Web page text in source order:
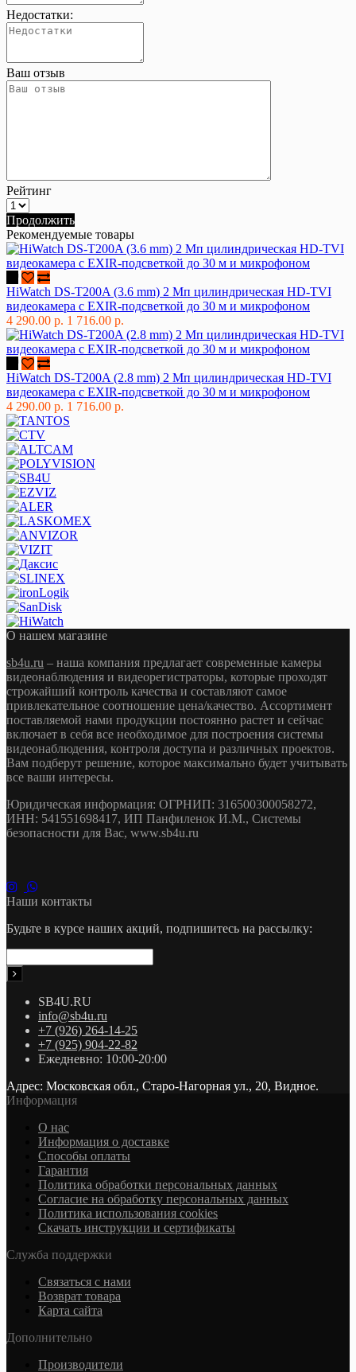
Недостатки:
Ваш отзыв
Рейтинг
Продолжить
Рекомендуемые товары
HiWatch DS-T200A (3.6 mm) 2 Мп цилиндрическая HD-TVI
видеокамера с EXIR-подсветкой до 30 м и микрофоном
4 290.00 р. 1 716.00 р.
HiWatch DS-T200A (2.8 mm) 2 Мп цилиндрическая HD-TVI
видеокамера с EXIR-подсветкой до 30 м и микрофоном
4 290.00 р. 1 716.00 р.
О нашем магазине
sb4u.ru – наша компания предлагает современные камеры
видеонаблюдения и видеорегистраторы, которые проходят
строжайший контроль качества и составляют самое
привлекательное соотношение цена/качество. Ассортимент
поставляемой нами продукции постоянно растет и сейчас
включает в себя все необходимое для построения системы
видеонаблюдения, контроля доступа и различных проектов.
Вам подберут решение, которое максимально будет учитывать
все ваши интересы.
Юридическая информация: ОГРНИП: 316500300058272,
ИНН: 541551698417, ИП Панфиленок И.М., Системы
безопасности для Вас, www.sb4u.ru
Наши контакты
Будьте в курсе наших акций, подпишитесь на рассылку:
SB4U.RU
info@sb4u.ru
+7 (926) 264-14-25
+7 (925) 904-22-82
Ежедневно: 10:00-20:00
Адрес: Московская обл., Старо-Нагорная ул., 20, Видное.
Информация
О нас
Информация о доставке
Cпособы оплаты
Гарантия
Политика обработки персональных данных
Согласие на обработку персональных данных
Политика использования cookies
Скачать инструкции и сертификаты
Служба поддержки
Связаться с нами
Возврат товара
Карта сайта
Дополнительно
Производители